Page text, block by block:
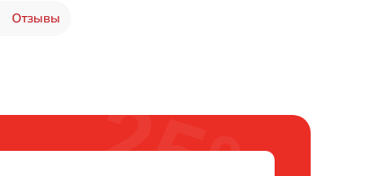
Отзывы